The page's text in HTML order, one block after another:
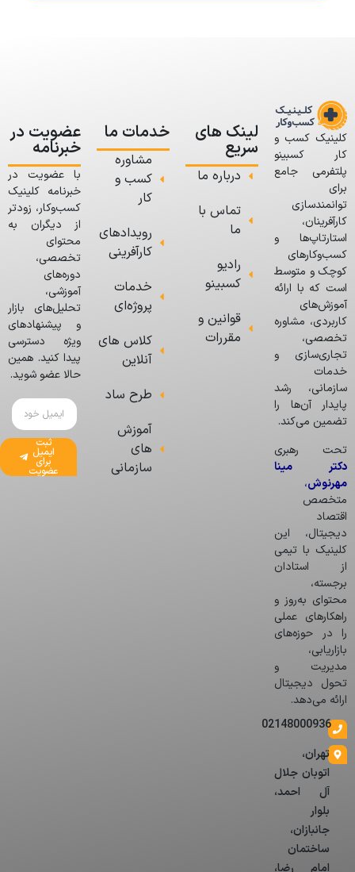
کلینیک کسب و
کار کسبینو
پلتفرمی جامع
برای
توانمندسازی
کارآفرینان،
استارتاپ‌ها و
کسب‌وکارهای
کوچک و متوسط
است که با ارائه
آموزش‌های
کاربردی، مشاوره
تخصصی،
تجاری‌سازی و
خدمات
سازمانی، رشد
پایدار آن‌ها را
تضمین می‌کند.
تحت رهبری
دکتر مینا
مهرنوش،
متخصص
اقتصاد
دیجیتال، این
کلینیک با تیمی
از استادان
برجسته،
محتوای به‌روز و
راهکارهای عملی
را در حوزه‌های
بازاریابی،
مدیریت و
تحول دیجیتال
ارائه می‌دهد.
02148000936
تهران،
اتوبان جلال
آل احمد،
بلوار
جانبازان،
ساختمان
امام رضا،
لینک های
سریع
درباره ما
تماس با
ما
رادیو
کسبینو
قوانین و
مقررات
خدمات ما
مشاوره
کسب و
کار
رویدادهای
کارآفرینی
خدمات
پروژه‌ای
کلاس های
آنلاین
طرح ساد
آموزش
های
سازمانی
عضویت در
خبرنامه
با عضویت در
خبرنامه کلینیک
کسب‌وکار، زودتر
از دیگران به
محتوای
تخصصی،
دوره‌های
آموزشی،
تحلیل‌های بازار
و پیشنهادهای
ویژه دسترسی
پیدا کنید. همین
حالا عضو شوید.
ثبت
ایمیل
برای
عضویت